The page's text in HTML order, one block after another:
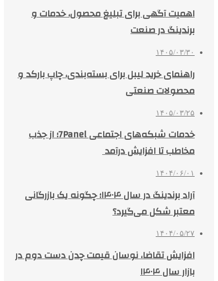
اهمیت آگهی برای تبلیغ محصول، خدمات و
برندینگ در صنعت
۱۴۰۵/۰۳/۳۰
راهنمای خرید لیبل برای بسته‌بندی، چاپ بارکد و
محصولات صنعتی
۱۴۰۵/۰۳/۲۵
خدمات شبکه‌های اجتماعی 7Panel؛ از جذب
مخاطب تا افزایش درآمد
۱۴۰۴/۰۶/۰۱
آراد برندینگ در سال ۱۴۰۴؛ چگونه یک بازرگانی
معتبر شکل می‌گیرد؟
۱۴۰۴/۰۵/۲۷
افزایش تقاضا، نوسان قیمت چدن دست دوم در
بازار سال ۱۴۰۴